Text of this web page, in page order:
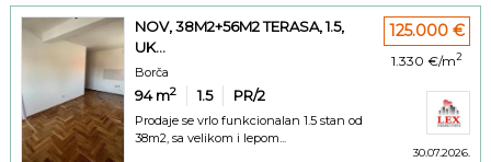
NOV, 38M2+56M2 TERASA, 1.5,
UK...
Borča
94m2 1.5 PR/2
Prodaje se vrlo funkcionalan 1.5 stan od
38m2, sa velikom i lepom...
125.000 €
1.330 €/m2
30.07.2026.